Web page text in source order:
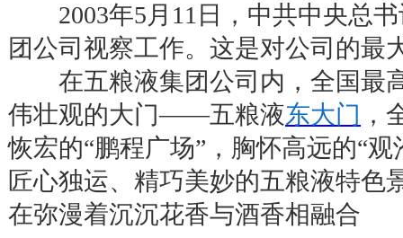
2003年5月 11 日，中共中央总
团公司视察工作。这是对公司的最
在五粮液集团公司内，全国最
伟壮观的大门——五粮液东大门 ，
恢宏的“鹏程广场” ，胸怀高远的“观
匠心独运、精巧美妙的五粮液特色
在弥漫着沉沉花香与酒香相融合